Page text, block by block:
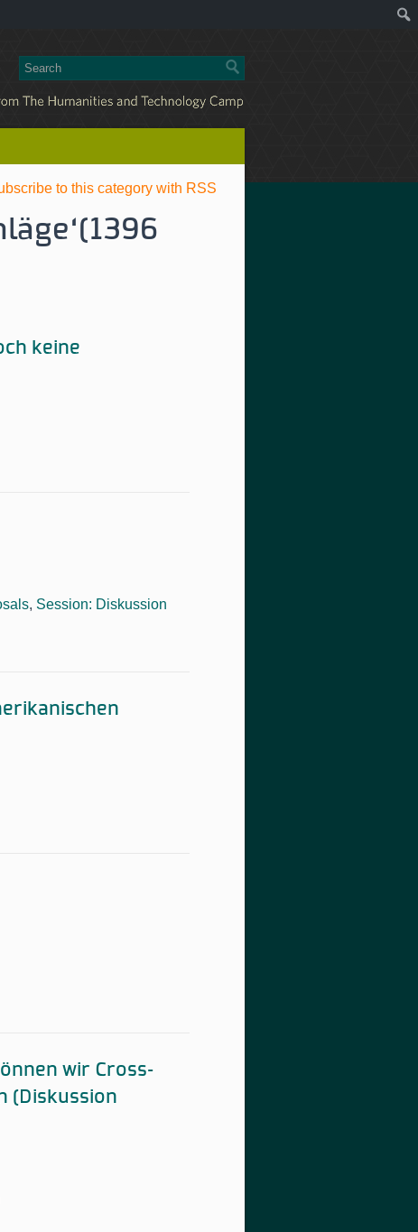
to this category with RSS
keine
, Session: Diskussion
wir Cross-
(Diskussion